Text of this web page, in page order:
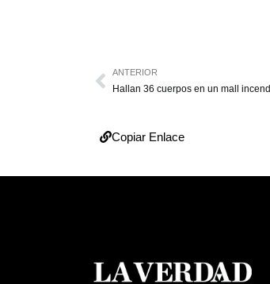
ANTERIOR
Hallan 36 cuerpos en un mall
Copiar Enlace